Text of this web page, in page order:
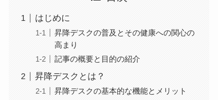
はじめに
昇降デスクの普及とその健康への関心の
高まり
記事の概要と目的の紹介
昇降デスクとは？
昇降デスクの基本的な機能とメリット